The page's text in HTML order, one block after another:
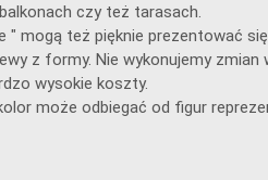
czy też tarasach.
" mogą też pięknie prezentować
z formy. Nie wykonujemy
wysokie koszty.
może odbiegać od figur